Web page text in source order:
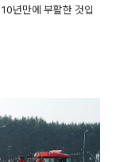
년만에 부활한 것입